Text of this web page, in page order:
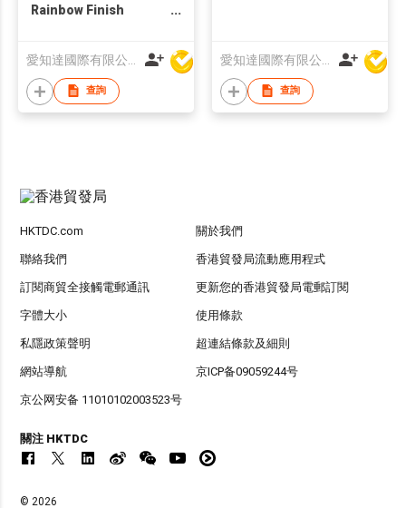
Rainbow Finish
查詢 查詢
HKTDC.com 關於我們
聯絡我們 香港貿發局流動應用程式
訂閱商貿全接觸電郵通訊 更新您的香港貿發局電郵訂閱
字體大小 使用條款
私隱政策聲明 超連結條款及細則
網站導航 京ICP备09059244号
京公网安备 11010102003523号
關注 HKTDC
© 2026